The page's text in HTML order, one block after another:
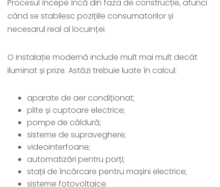
Procesul începe încă din faza de construcție, atunci
când se stabilesc pozițiile consumatorilor și
necesarul real al locuinței.
O instalație modernă include mult mai mult decât
iluminat și prize. Astăzi trebuie luate în calcul:
aparate de aer condiționat;
plite și cuptoare electrice;
pompe de căldură;
sisteme de supraveghere;
videointerfoane;
automatizări pentru porți;
stații de încărcare pentru mașini electrice;
sisteme fotovoltaice.